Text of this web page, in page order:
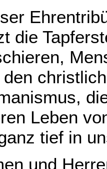
die
Leben
tief in
und